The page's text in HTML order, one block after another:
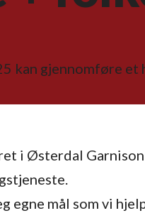
gjennomføre et
i Østerdal
mål som vi